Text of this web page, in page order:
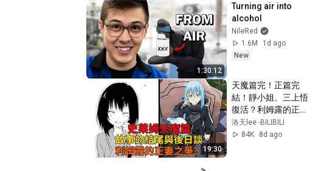
1:30:12
Turning air into
alcohol
NileRed
1.6M
1d ago
New
19:30
天魔篇完！正篇完
結！靜小姐、三上悟
復活？利姆露的正妻
之爭與後日談！【史
萊姆故事】第二百九
洛天lee -BILIBILI
84K
8d ago